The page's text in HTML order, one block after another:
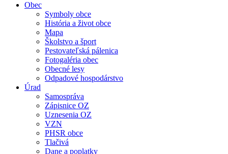
Obec
Symboly obce
História a život obce
Mapa
Školstvo a šport
Pestovateľská pálenica
Fotogaléria obec
Obecné lesy
Odpadové hospodárstvo
Úrad
Samospráva
Zápisnice OZ
Uznesenia OZ
VZN
PHSR obce
Tlačivá
Dane a poplatky